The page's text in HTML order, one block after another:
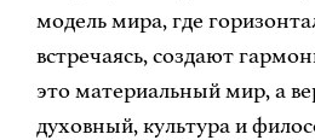
модель мира, где
встречаясь, создают
это материальный мир, а
духовный, культура и